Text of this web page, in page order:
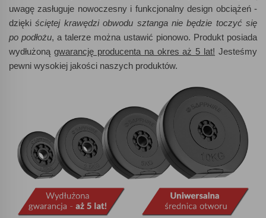
uwagę zasługuje nowoczesny i funkcjonalny design obciążeń -
dziękiściętej krawędzi obwodu sztanga nie będzie toczyć się
po podłożu, a talerze można ustawić pionowo. Produkt posiada
wydłużoną gwarancję producenta na okres aż 5 lat! Jesteśmy
pewni wysokiej jakości naszych produktów.